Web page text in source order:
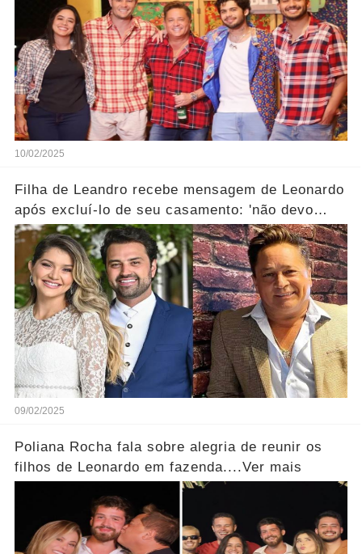
10/02/2025
Filha de Leandro recebe mensagem de Leonardo
após excluí-lo de seu casamento: 'não devo
nada...Ver mais
09/02/2025
Poliana Rocha fala sobre alegria de reunir os
filhos de Leonardo em fazenda....Ver mais